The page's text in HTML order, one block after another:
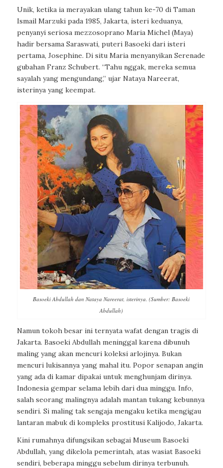
Unik, ketika ia merayakan ulang tahun ke-70 di Taman
Ismail Marzuki pada 1985, Jakarta, isteri keduanya,
penyanyi seriosa mezzosoprano Maria Michel (Maya)
hadir bersama Saraswati, puteri Basoeki dari isteri
pertama, Josephine. Di situ Maria menyanyikan Serenade
gubahan Franz Schubert. “Tahu nggak, mereka semua
sayalah yang mengundang,” ujar Nataya Nareerat,
isterinya yang keempat.
Basoeki Abdullah dan Nataya Nareerat, isterinya. (Sumber: Basoeki
Abdullah)
Namun tokoh besar ini ternyata wafat dengan tragis di
Jakarta. Basoeki Abdullah meninggal karena dibunuh
maling yang akan mencuri koleksi arlojinya. Bukan
mencuri lukisannya yang mahal itu. Popor senapan angin
yang ada di kamar dipakai untuk menghunjam dirinya.
Indonesia gempar selama lebih dari dua minggu. Info,
salah seorang malingnya adalah mantan tukang kebunnya
sendiri. Si maling tak sengaja mengaku ketika mengigau
lantaran mabuk di kompleks prostitusi Kalijodo, Jakarta.
Kini rumahnya difungsikan sebagai Museum Basoeki
Abdullah, yang dikelola pemerintah, atas wasiat Basoeki
sendiri, beberapa minggu sebelum dirinya terbunuh.